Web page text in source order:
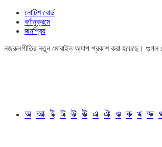
নোটিশ বোর্ড
বর্ণানুক্রমে
জনপ্রিয়
নজরুলগীতির নতুন মোবাইল অ্যাপ প্রকাশ করা হয়েছে। গুগল
অ আ ই ঈ উ ঊ এ ঐ ও ক খ ক্ষ